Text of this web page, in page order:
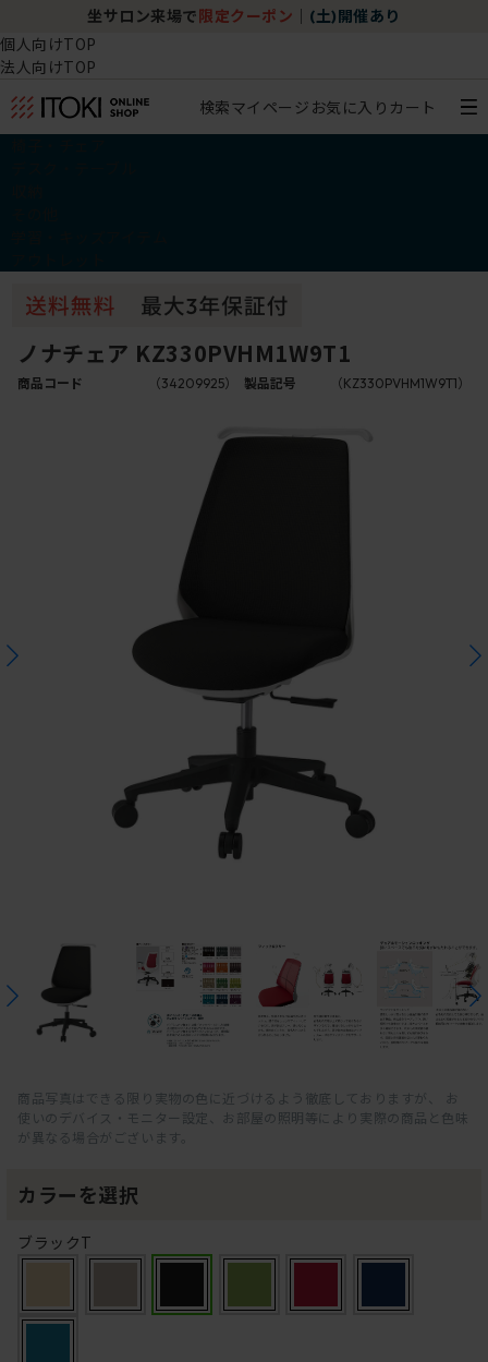
坐サロン来場で 限定クーポン (土)開催あり
個人向けTOP
法人向けTOP
検索マイページ お気に入り カート
ノナチェア KZ330PVHM1W9T1
商品コード （34209925） 製品記号 （KZ330PVHM1W9T1）
商品写真はできる限り実物の色に近づけるよう徹底しておりますが、 お
使いのデバイス・モニター設定、お部屋の照明等により実際の商品と色味
が異なる場合がございます。
カラーを選択
ブラックT